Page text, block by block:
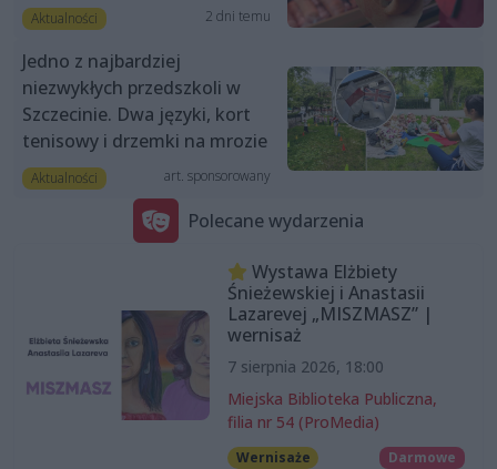
Aktualności 2 dni temu
Jedno z najbardziej
niezwykłych przedszkoli w
Szczecinie. Dwa języki, kort
tenisowy i drzemki na mrozie
Aktualności art. sponsorowany
Polecane wydarzenia
Wystawa Elżbiety
Śnieżewskiej i Anastasii
Lazarevej „MISZMASZ” |
wernisaż
7 sierpnia 2026, 18:00
Miejska Biblioteka Publiczna,
filia nr 54 (ProMedia)
Wernisaże Darmowe